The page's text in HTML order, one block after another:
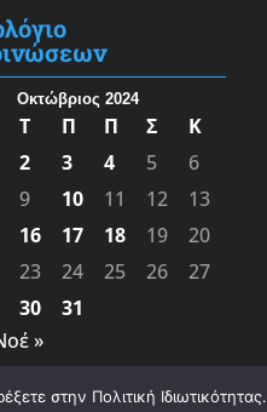
Οκτώβριος 2024
Τ Π Π Σ
Κ
2 3 4 5
6
9 10 11 12
13
16 17 18 19
20
23 24 25 26
27
30
31
»
στην Πολιτική Ιδιωτικότητας.